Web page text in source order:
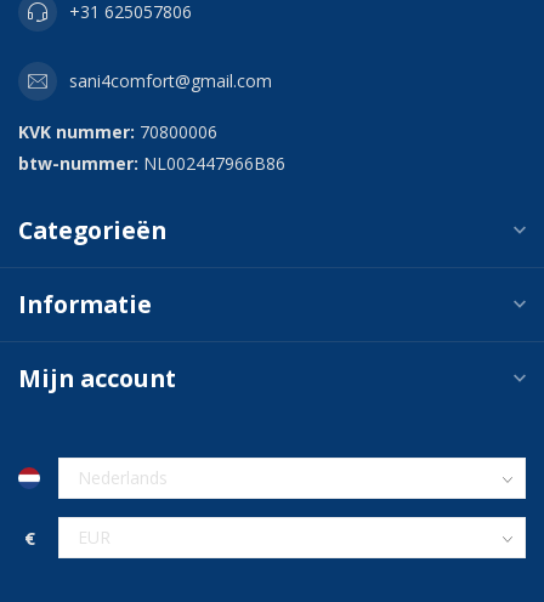
+31 625057806
sani4comfort@gmail.com
KVK nummer: 70800006
btw-nummer: NL002447966B86
Categorieën
Informatie
Mijn account
€